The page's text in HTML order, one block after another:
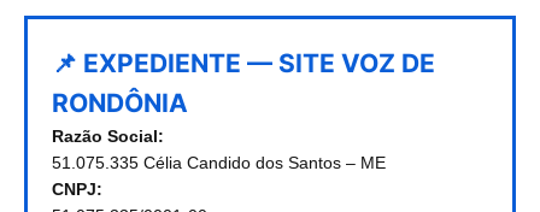
📌 EXPEDIENTE — SITE VOZ DE
RONDÔNIA
Razão Social:
51.075.335 Célia Candido dos Santos – ME
CNPJ: